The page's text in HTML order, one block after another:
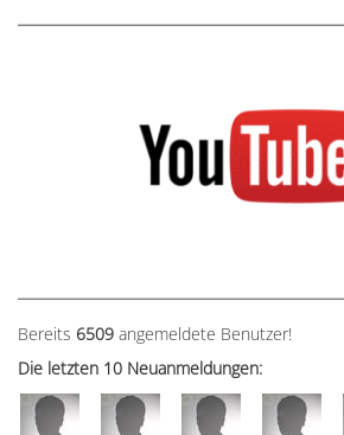
Bereits 6509 angemeldete Benutzer!
Die letzten 10 Neuanmeldungen: